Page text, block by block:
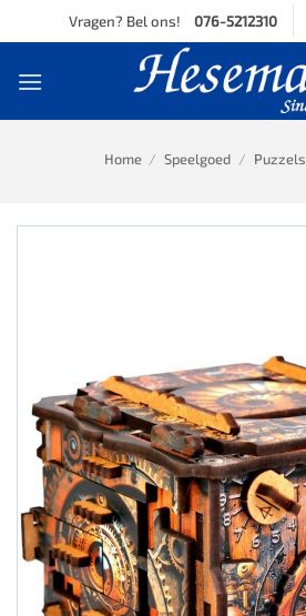
to
Vragen? Bel ons! 076-5212310
Home / Speelgoed / Puzzels